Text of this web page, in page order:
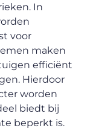
In
voor
maken
efficiënt
Hierdoor
worden
biedt bij
beperkt is.